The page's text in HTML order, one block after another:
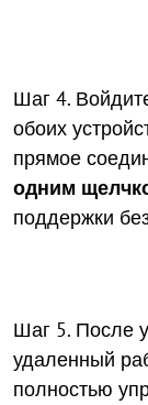
Шаг 4.
обоих
прямое
одним
поддержки
Шаг 5. После
удаленный
полностью